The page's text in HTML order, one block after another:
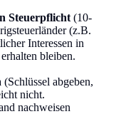
Steuerpflicht (10-
(z.B.
Interessen in
bleiben.
(Schlüssel abgeben,
nicht.
nachweisen